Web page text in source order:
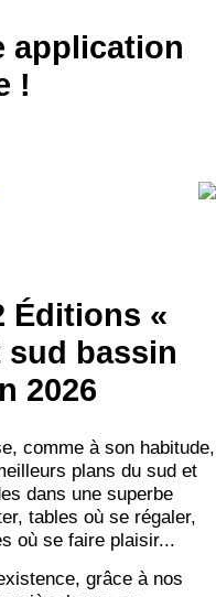
application
!
Éditions «
sud bassin
2026
comme à son habitude,
plans du sud et
dans une superbe
tables où se régaler,
où se faire plaisir...
grâce à nos